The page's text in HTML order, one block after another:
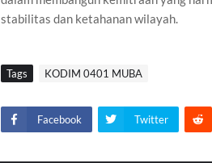
stabilitas dan ketahanan wilayah.
Tags KODIM 0401 MUBA
Facebook Twitter